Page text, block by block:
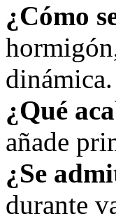
¿Cómo
dinámica.
¿Qué
añade
¿Se
durante